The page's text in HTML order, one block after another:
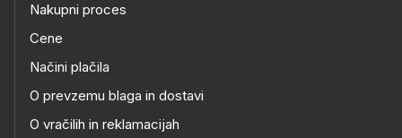
Nakupni proces
Cene
Načini plačila
O prevzemu blaga in dostavi
O vračilih in reklamacijah